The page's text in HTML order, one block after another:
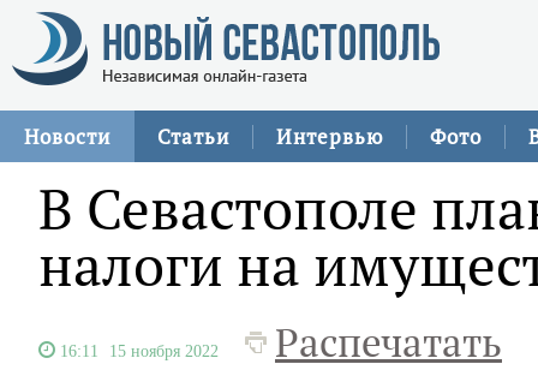
Новости Статьи Интервью Фото
В Севастополе
налоги на
16:11 15 ноября 2022 Распечатать